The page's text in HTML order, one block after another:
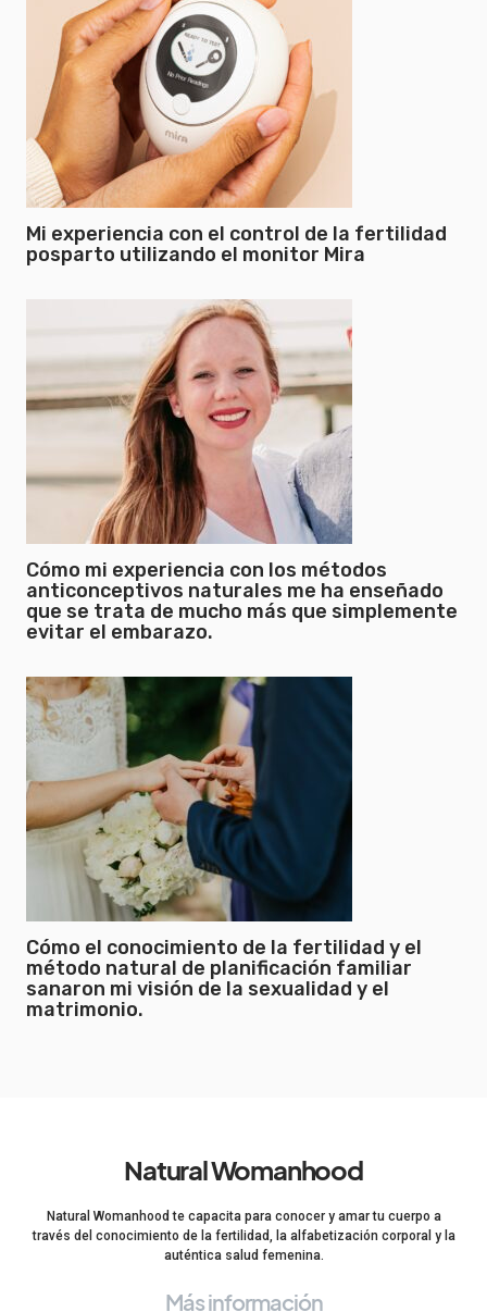
Mi experiencia con el control de la fertilidad
posparto utilizando el monitor Mira
Cómo mi experiencia con los métodos
anticonceptivos naturales me ha enseñado
que se trata de mucho más que simplemente
evitar el embarazo.
Cómo el conocimiento de la fertilidad y el
método natural de planificación familiar
sanaron mi visión de la sexualidad y el
matrimonio.
Natural Womanhood
Natural Womanhood te capacita para conocer y amar tu cuerpo a
través del conocimiento de la fertilidad, la alfabetización corporal y la
auténtica salud femenina.
Más información